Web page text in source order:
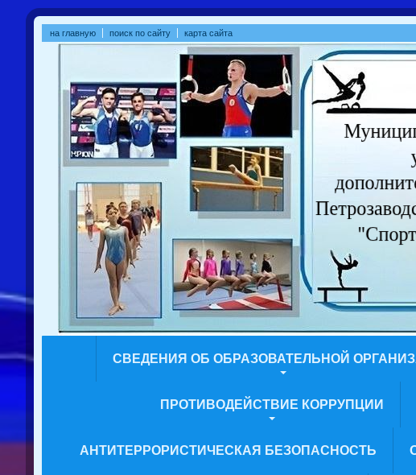
на главную поиск по сайту карта сайта
СВЕДЕНИЯ ОБ ОБРАЗОВАТЕЛЬНОЙ
ПРОТИВОДЕЙСТВИЕ КОРРУПЦИИ
АНТИТЕРРОРИСТИЧЕСКАЯ БЕЗОПАСНОСТЬ